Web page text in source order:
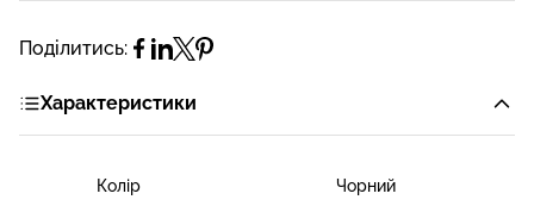
Поділитись:
Характеристики
Колір Чорний